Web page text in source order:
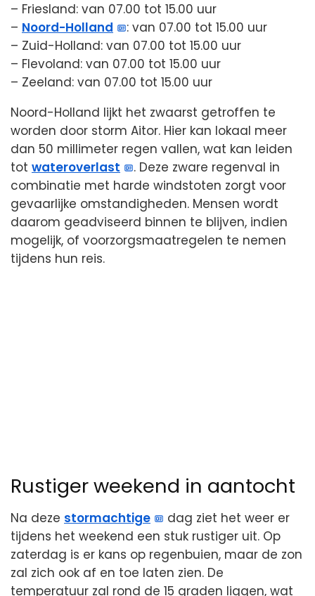
– Friesland: van 07.00 tot 15.00 uur
– Noord-Holland
: van 07.00 tot 15.00 uur
– Zuid-Holland: van 07.00 tot 15.00 uur
– Flevoland: van 07.00 tot 15.00 uur
– Zeeland: van 07.00 tot 15.00 uur
Noord-Holland lijkt het zwaarst getroffen te
worden door storm Aitor. Hier kan lokaal meer
dan 50 millimeter regen vallen, wat kan leiden
tot wateroverlast
. Deze zware regenval in
combinatie met harde windstoten zorgt voor
gevaarlijke omstandigheden. Mensen wordt
daarom geadviseerd binnen te blijven, indien
mogelijk, of voorzorgsmaatregelen te nemen
tijdens hun reis.
Rustiger weekend in aantocht
Na deze stormachtige
dag ziet het weer er
tijdens het weekend een stuk rustiger uit. Op
zaterdag is er kans op regenbuien, maar de zon
zal zich ook af en toe laten zien. De
temperatuur zal rond de 15 graden liggen, wat